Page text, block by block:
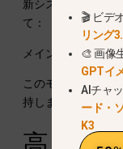
新システムは次の
て：
メインテナンス・
このモデルは、環
持します。.
🎬 ビデ
リング
🎨 画像
GPTイ
AIチャ
ード・
K3